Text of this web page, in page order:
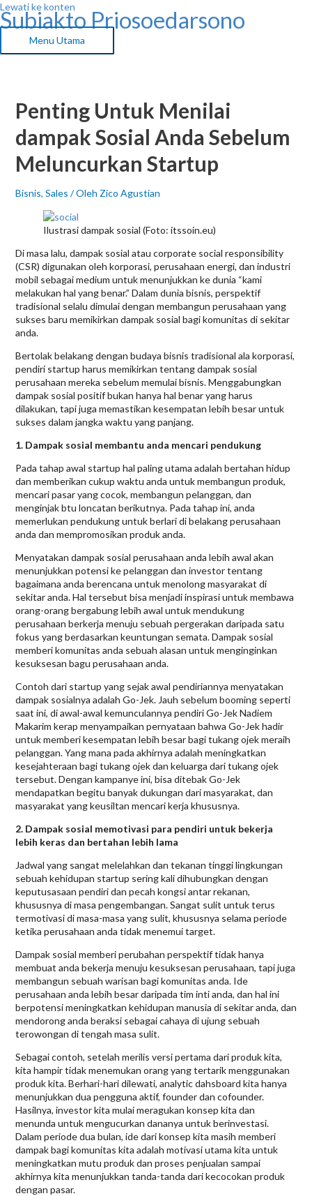
Lewati ke konten
Subiakto Priosoedarsono
Menu Utama
Penting Untuk Menilai
dampak Sosial Anda Sebelum
Meluncurkan Startup
Bisnis, Sales / Oleh Zico Agustian
Ilustrasi dampak sosial (Foto: itssoin.eu)
Di masa lalu, dampak sosial atau corporate social responsibility
(CSR) digunakan oleh korporasi, perusahaan energi, dan industri
mobil sebagai medium untuk menunjukkan ke dunia “kami
melakukan hal yang benar.” Dalam dunia bisnis, perspektif
tradisional selalu dimulai dengan membangun perusahaan yang
sukses baru memikirkan dampak sosial bagi komunitas di sekitar
anda.
Bertolak belakang dengan budaya bisnis tradisional ala korporasi,
pendiri startup harus memikirkan tentang dampak sosial
perusahaan mereka sebelum memulai bisnis. Menggabungkan
dampak sosial positif bukan hanya hal benar yang harus
dilakukan, tapi juga memastikan kesempatan lebih besar untuk
sukses dalam jangka waktu yang panjang.
1. Dampak sosial membantu anda mencari pendukung
Pada tahap awal startup hal paling utama adalah bertahan hidup
dan memberikan cukup waktu anda untuk membangun produk,
mencari pasar yang cocok, membangun pelanggan, dan
menginjak btu loncatan berikutnya. Pada tahap ini, anda
memerlukan pendukung untuk berlari di belakang perusahaan
anda dan mempromosikan produk anda.
Menyatakan dampak sosial perusahaan anda lebih awal akan
menunjukkan potensi ke pelanggan dan investor tentang
bagaimana anda berencana untuk menolong masyarakat di
sekitar anda. Hal tersebut bisa menjadi inspirasi untuk membawa
orang-orang bergabung lebih awal untuk mendukung
perusahaan berkerja menuju sebuah pergerakan daripada satu
fokus yang berdasarkan keuntungan semata. Dampak sosial
memberi komunitas anda sebuah alasan untuk menginginkan
kesuksesan bagu perusahaan anda.
Contoh dari startup yang sejak awal pendiriannya menyatakan
dampak sosialnya adalah Go-Jek. Jauh sebelum booming seperti
saat ini, di awal-awal kemunculannya pendiri Go-Jek Nadiem
Makarim kerap menyampaikan pernyataan bahwa Go-Jek hadir
untuk memberi kesempatan lebih besar bagi tukang ojek meraih
pelanggan. Yang mana pada akhirnya adalah meningkatkan
kesejahteraan bagi tukang ojek dan keluarga dari tukang ojek
tersebut. Dengan kampanye ini, bisa ditebak Go-Jek
mendapatkan begitu banyak dukungan dari masyarakat, dan
masyarakat yang keusiltan mencari kerja khususnya.
2. Dampak sosial memotivasi para pendiri untuk bekerja
lebih keras dan bertahan lebih lama
Jadwal yang sangat melelahkan dan tekanan tinggi lingkungan
sebuah kehidupan startup sering kali dihubungkan dengan
keputusasaan pendiri dan pecah kongsi antar rekanan,
khususnya di masa pengembangan. Sangat sulit untuk terus
termotivasi di masa-masa yang sulit, khususnya selama periode
ketika perusahaan anda tidak menemui target.
Dampak sosial memberi perubahan perspektif tidak hanya
membuat anda bekerja menuju kesuksesan perusahaan, tapi juga
membangun sebuah warisan bagi komunitas anda. Ide
perusahaan anda lebih besar daripada tim inti anda, dan hal ini
berpotensi meningkatkan kehidupan manusia di sekitar anda, dan
mendorong anda beraksi sebagai cahaya di ujung sebuah
terowongan di tengah masa sulit.
Sebagai contoh, setelah merilis versi pertama dari produk kita,
kita hampir tidak menemukan orang yang tertarik menggunakan
produk kita. Berhari-hari dilewati, analytic dahsboard kita hanya
menunjukkan dua pengguna aktif, founder dan cofounder.
Hasilnya, investor kita mulai meragukan konsep kita dan
menunda untuk mengucurkan dananya untuk berinvestasi.
Dalam periode dua bulan, ide dari konsep kita masih memberi
dampak bagi komunitas kita adalah motivasi utama kita untuk
meningkatkan mutu produk dan proses penjualan sampai
akhirnya kita menunjukkan tanda-tanda dari kecocokan produk
dengan pasar.